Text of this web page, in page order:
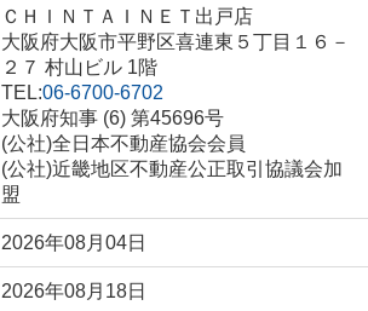
ＣＨＩＮＴＡＩＮＥＴ出戸店
大阪府大阪市平野区喜連東５丁目１６－
２７ 村山ビル 1階
TEL:06-6700-6702
大阪府知事 (6) 第45696号
(公社)全日本不動産協会会員
(公社)近畿地区不動産公正取引協議会加
盟
2026年08月04日
2026年08月18日